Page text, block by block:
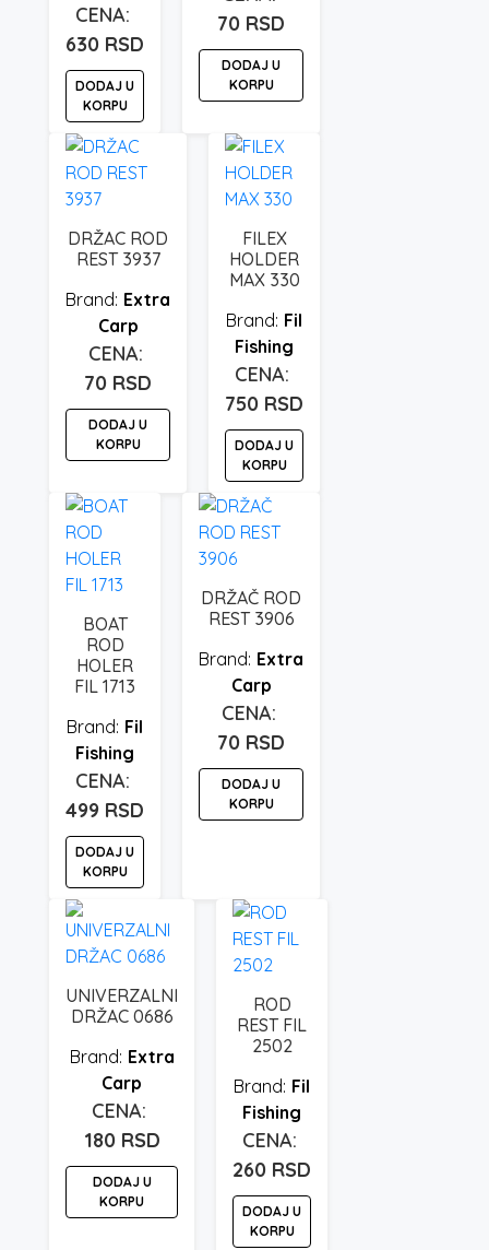
630 RSD
DODAJ U
KORPU
70 RSD
DODAJ U
KORPU
DRŽAC ROD
REST 3937
Extra
Carp
70 RSD
DODAJ U
KORPU
FILEX
HOLDER
MAX 330
Fil
Fishing
750 RSD
DODAJ U
KORPU
BOAT
ROD
HOLER
FIL 1713
Fil
Fishing
499 RSD
DODAJ U
KORPU
DRŽAČ ROD
REST 3906
Extra
Carp
70 RSD
DODAJ U
KORPU
UNIVERZALNI
DRŽAC 0686
Extra
Carp
180 RSD
DODAJ U
KORPU
ROD
REST FIL
2502
Fil
Fishing
260 RSD
DODAJ U
KORPU